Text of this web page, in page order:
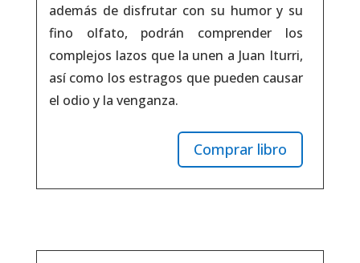
además de disfrutar con su humor y su
fino olfato, podrán comprender los
complejos lazos que la unen a Juan Iturri,
así como los estragos que pueden causar
el odio y la venganza.
Comprar libro